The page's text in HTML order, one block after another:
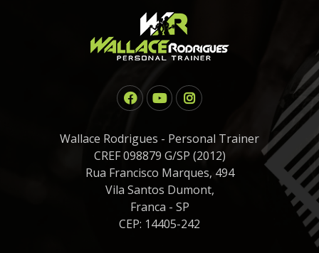
Wallace Rodrigues - Personal Trainer
CREF 098879 G/SP (2012)
Rua Francisco Marques, 494
Vila Santos Dumont,
Franca - SP
CEP: 14405-242